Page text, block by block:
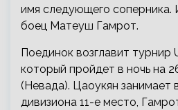
имя следующего соперника.
боец Матеуш Гамрот.
Поединок возглавит турнир
который пройдет в ночь на
(Невада). Цаоукян занимает
дивизиона 11-е место,